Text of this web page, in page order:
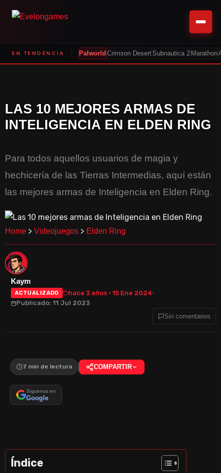
EN TENDENCIA Palworld Crimson Desert Subnautica 2 Marathon
LAS 10 MEJORES ARMAS DE
INTELIGENCIA EN ELDEN RING
Para todos aquellos usuarios de magia y
hechicería de las Tierras Intermedias, aquí están
las mejores armas de Inteligencia en Elden Ring.
Home > Videojuegos > Elden Ring
Kaym
ACTUALIZADO
hace 3 años · 15 Ene 2024
Publicado: 11 Jul 2023
Sin comentarios
7 min de lectura COMPARTIR
Síguenos en
Google
Índice